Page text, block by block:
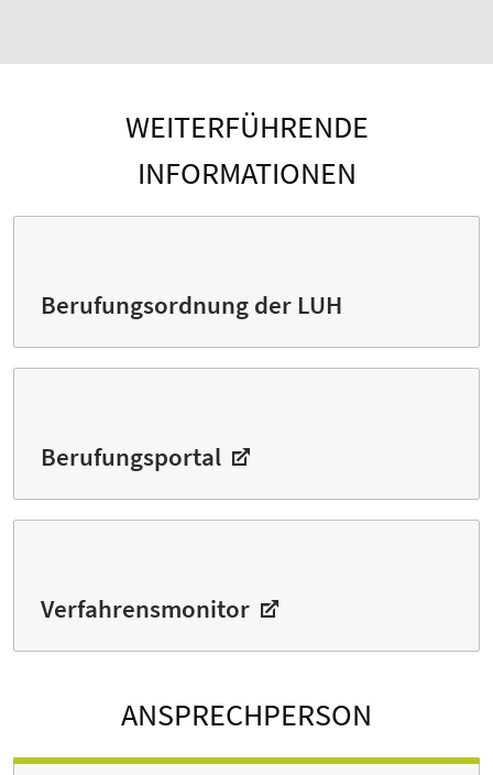
WEITERFÜHRENDE
INFORMATIONEN
Berufungsordnung der LUH
Berufungsportal
Verfahrensmonitor
ANSPRECHPERSON